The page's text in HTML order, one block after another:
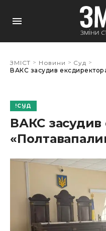
ЗМІСТ > Новини > Суд >
ВАКС засудив
СУД
ВАКС засудив